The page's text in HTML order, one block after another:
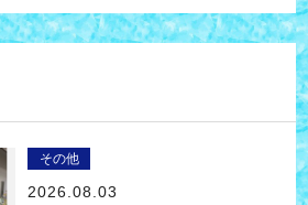
その他
2026.08.03